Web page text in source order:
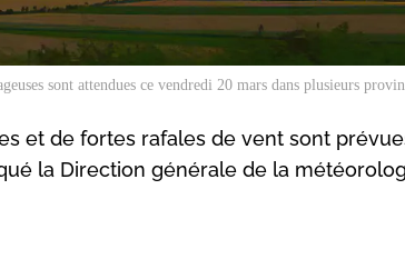
sont attendues ce vendredi 20 mars dans plusieurs
et de fortes rafales de vent sont
la Direction générale de la